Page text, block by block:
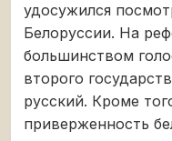
удосужился
Белоруссии. На
большинством
второго
русский. Кроме
приверженность